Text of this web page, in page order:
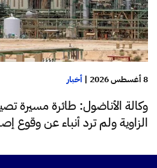
8 أغسطس 2026 | أخبار
وكالة الأناضول: طائرة مسيرة
الزاوية ولم ترد أنباء عن وقوع